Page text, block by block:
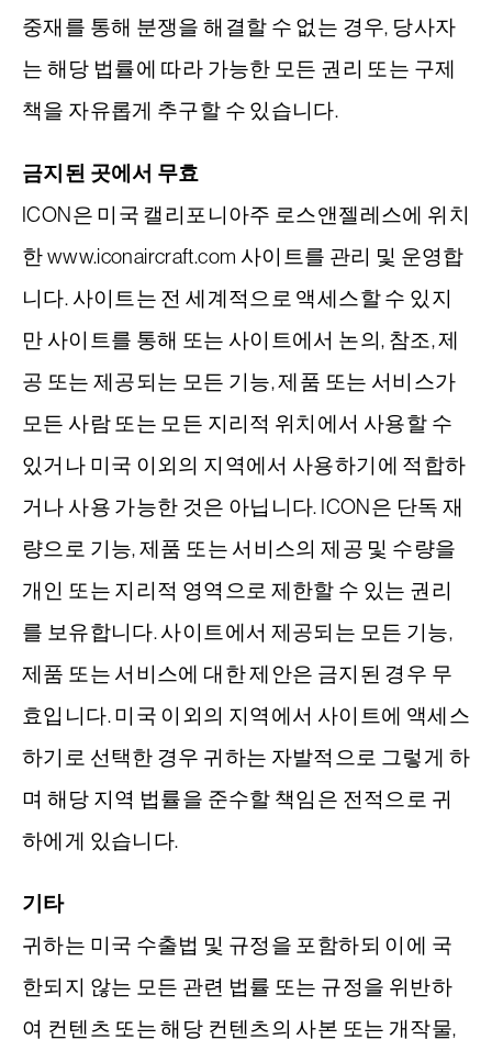
중재를 통해 분쟁을 해결할 수 없는 경우, 당사자
는 해당 법률에 따라 가능한 모든 권리 또는 구제
책을 자유롭게 추구할 수 있습니다.
금지된 곳에서 무효
ICON은 미국 캘리포니아주 로스앤젤레스에 위치
한 www.iconaircraft.com 사이트를 관리 및 운영합
니다. 사이트는 전 세계적으로 액세스할 수 있지
만 사이트를 통해 또는 사이트에서 논의, 참조, 제
공 또는 제공되는 모든 기능, 제품 또는 서비스가
모든 사람 또는 모든 지리적 위치에서 사용할 수
있거나 미국 이외의 지역에서 사용하기에 적합하
거나 사용 가능한 것은 아닙니다. ICON은 단독 재
량으로 기능, 제품 또는 서비스의 제공 및 수량을
개인 또는 지리적 영역으로 제한할 수 있는 권리
를 보유합니다. 사이트에서 제공되는 모든 기능,
제품 또는 서비스에 대한 제안은 금지된 경우 무
효입니다. 미국 이외의 지역에서 사이트에 액세스
하기로 선택한 경우 귀하는 자발적으로 그렇게 하
며 해당 지역 법률을 준수할 책임은 전적으로 귀
하에게 있습니다.
기타
귀하는 미국 수출법 및 규정을 포함하되 이에 국
한되지 않는 모든 관련 법률 또는 규정을 위반하
여 컨텐츠 또는 해당 컨텐츠의 사본 또는 개작물,